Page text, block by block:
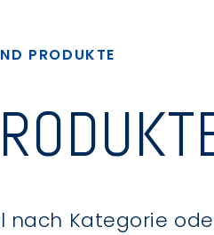
PRODUKTE
nach Kategorie